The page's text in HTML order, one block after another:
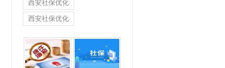
西安社保优化
西安社保优化